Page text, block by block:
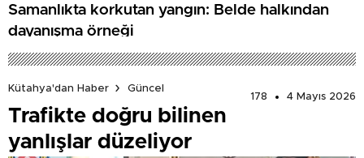
Samanlıkta korkutan yangın: Belde halkından
dayanışma örneği
Kütahya'dan Haber
Güncel
178
4 Mayıs 2026
Trafikte doğru bilinen
yanlışlar düzeliyor